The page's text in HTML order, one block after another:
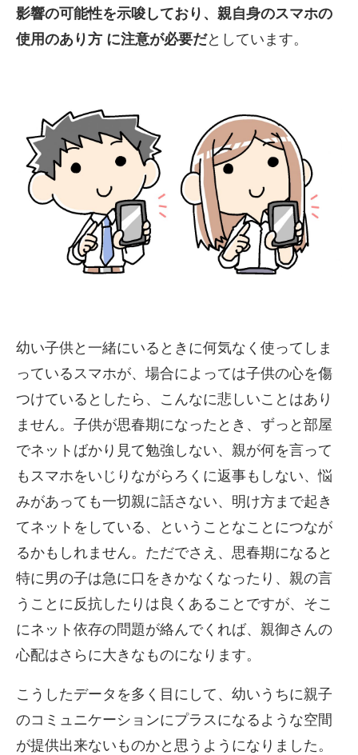
影響の可能性を示唆しており、 親自身のスマホの
使用のあり方 に注意が必要だとしています。
幼い子供と一緒にいるときに何気なく使ってしま
っているスマホが、場合によっては子供の心を傷
つけているとしたら、こんなに悲し いことはあり
ません。子供が思春期になったとき、ずっと部屋
でネ ットばかり見て勉強しない、親が何を言って
もスマホをいじりながらろくに返事もしない、悩
みがあっても一切親に話さない、明け方まで起き
てネットをしている、ということなことにつなが
るかもしれません。ただでさえ、思春期になると
特に男の子は急に口をきかなくなったり、親の言
うことに反抗したりは良くあることですが、 そこ
にネット依存の問題が絡んでくれば、親御さんの
心配はさらに大きなものになります。
こうしたデータを多く目にして、幼いうちに親子
のコミュニケーシ ョンにプラスになるような空間
が提供出来ないものかと思うようになりました。